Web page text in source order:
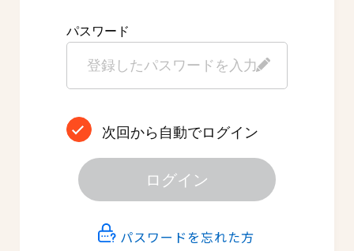
パスワード
次回から自動でログイン
ログイン
パスワードを忘れた方